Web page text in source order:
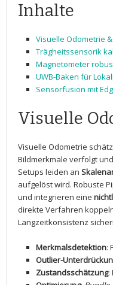
Inhalte
Visuelle Odometrie &⁤
Trägheitssensorik
Magnetometer​
UWB-Baken für
Sensorfusion ‍mit
Visuelle
Visuelle‍ Odometrie
Bildmerkmale verfolgt
Setups ‌leiden an
aufgelöst wird. Robuste
und integrieren eine
direkte ⁤Verfahren
Langzeitkonsistenz
Merkmalsdetektion:
Outlier-
Zustandsschätzung: